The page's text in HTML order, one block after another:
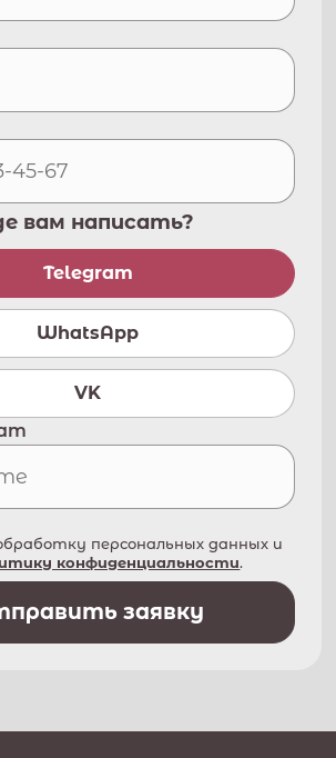
вам написать?
Telegram
WhatsApp
VK
персональных данных и
конфиденциальности.
заявку